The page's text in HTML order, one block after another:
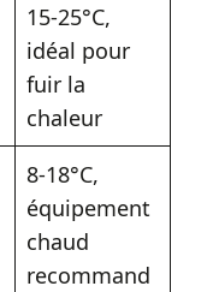
15-25°C,
idéal pour
fuir la
chaleur
8-18°C,
équipement
chaud
recommand